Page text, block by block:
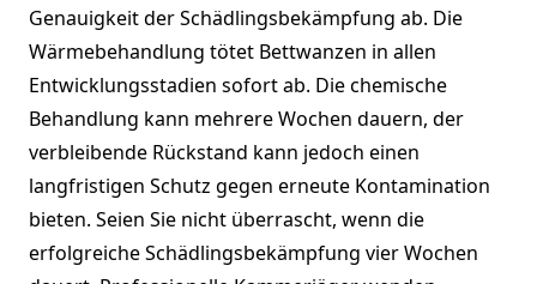
Genauigkeit der Schädlingsbekämpfung ab. Die
Wärmebehandlung tötet Bettwanzen in allen
Entwicklungsstadien sofort ab. Die chemische
Behandlung kann mehrere Wochen dauern, der
verbleibende Rückstand kann jedoch einen
langfristigen Schutz gegen erneute Kontamination
bieten. Seien Sie nicht überrascht, wenn die
erfolgreiche Schädlingsbekämpfung vier Wochen